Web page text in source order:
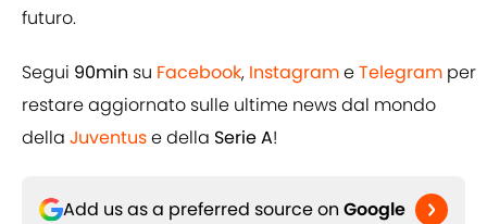
futuro.
Segui 90min su Facebook, InstagrameTelegram per
restare aggiornato sulle ultime news dal mondo
della Juventuse della Serie A!
Add us as a preferred source on Google